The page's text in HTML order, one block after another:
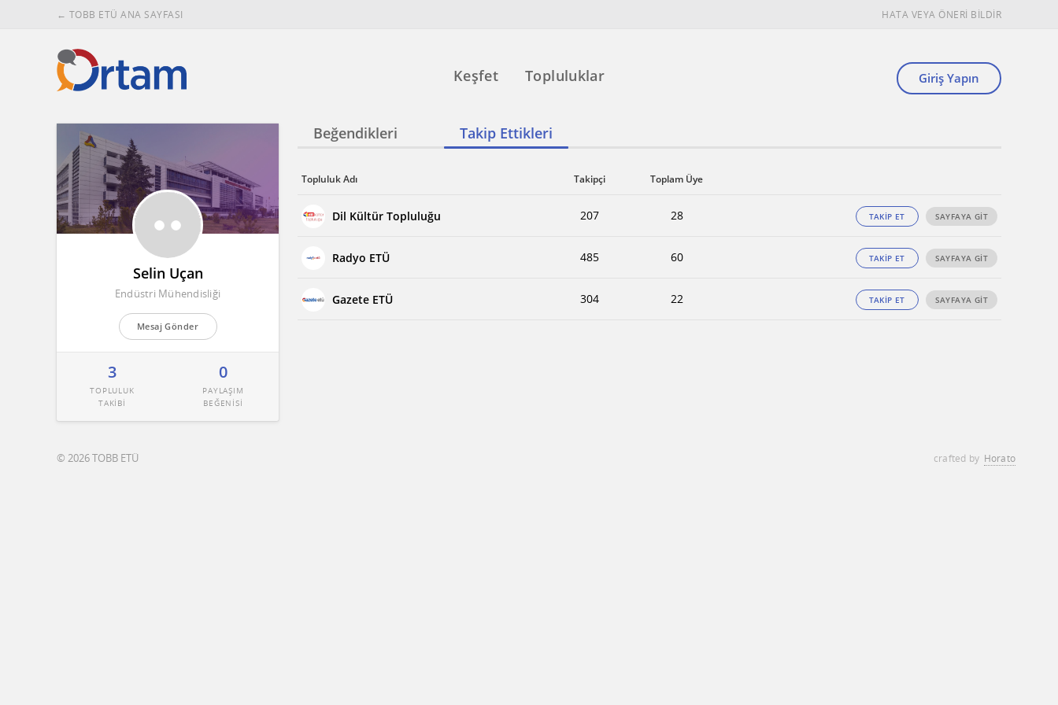
← TOBB ETÜ ANA SAYFASI HATA VEYA ÖNERİ BİLDİR
Keşfet Topluluklar
Selin Uçan
Endüstri Mühendisliği
Mesaj Gönder
3
TOPLULUK
TAKİBİ
0
PAYLAŞIM
BEĞENİSİ
Beğendikleri Takip Ettikleri
Topluluk Adı Takipçi Toplam Üye
Dil Kültür Topluluğu 207 28 TAKİP ET SAYFAYA GİT
Radyo ETÜ 485 60 TAKİP ET SAYFAYA GİT
Gazete ETÜ 304 22 TAKİP ET SAYFAYA GİT
Giriş Yapın
© 2026 TOBB ETÜ crafted by Horato